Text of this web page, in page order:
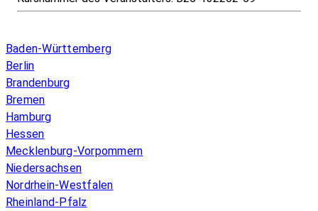
Baden-Württemberg
Berlin
Brandenburg
Bremen
Hamburg
Hessen
Mecklenburg-Vorpommern
Niedersachsen
Nordrhein-Westfalen
Rheinland-Pfalz